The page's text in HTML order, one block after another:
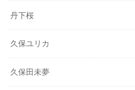
丹下桜
久保ユリカ
久保田未夢